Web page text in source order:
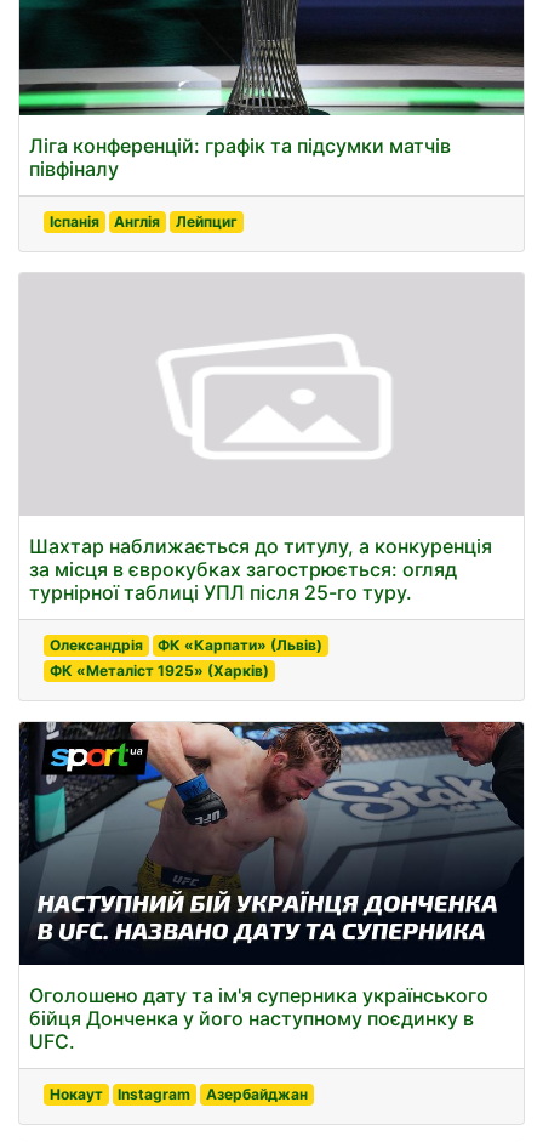
Ліга конференцій: графік та підсумки матчів
півфіналу
Іспанія Англія Лейпциг
Шахтар наближається до титулу, а конкуренція
за місця в єврокубках загострюється: огляд
турнірної таблиці УПЛ після 25-го туру.
Олександрія
ФК «Карпати» (Львів)
ФК «Металіст 1925» (Харків)
Оголошено дату та ім'я суперника українського
бійця Донченка у його наступному поєдинку в
UFC.
Нокаут Instagram Азербайджан